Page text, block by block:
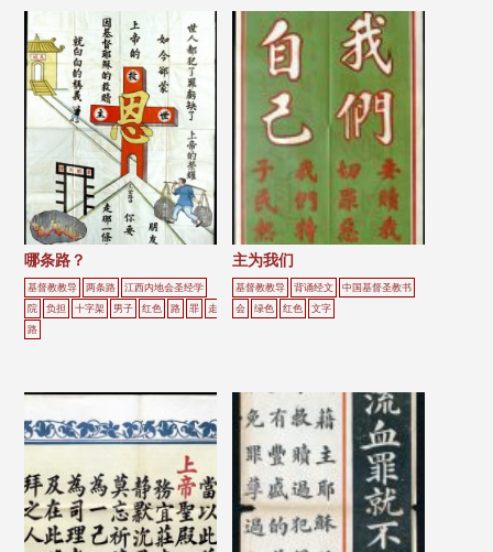
哪条路？
基督教教导 两条路
江西内地会圣经学
院
负担 十字架 男子 红色 路 罪
走
路
主为我们
基督教教导 背诵经文
中国基督圣教书
会
绿色 红色 文字